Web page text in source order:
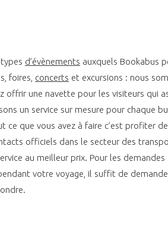
d’évènements auxquels Bookabus
foires, concerts et excursions : nous
offrir une navette pour les visiteurs qui
un service sur mesure pour chaque
ce que vous avez à faire c’est profiter
officiels dans le secteur des
au meilleur prix. Pour les
votre voyage, il suffit de